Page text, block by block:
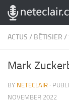
Skip to content
ACTUS / BÊTISIER /
Mark
BY NETECLAIR ·
NOVEMBER 2022